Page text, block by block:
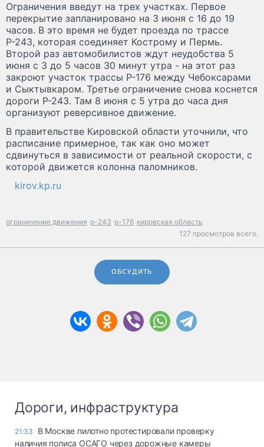
Ограничения введут на трех участках. Первое
перекрытие запланировано на 3 июня с 16 до 19
часов. В это время не будет проезда по трассе
Р-243, которая соединяет Кострому и Пермь.
Второй раз автомобилистов ждут неудобства 5
июня с 3 до 5 часов 30 минут утра - на этот раз
закроют участок трассы Р-176 между Чебоксарами
и Сыктывкаром. Третье ограничение снова коснется
дороги Р-243. Там 8 июня с 5 утра до часа дня
организуют реверсивное движение.
В правительстве Кировской области уточнили, что
расписание примерное, так как оно может
сдвинуться в зависимости от реальной скорости, с
которой движется колонна паломников.
kirov.kp.ru
ограничение движения р-243 р-176 кировская область
127 просмотров всего.
ОБСУДИТЬ
Дороги, инфраструктура
21:33
В Москве пилотно протестировали проверку
наличия полиса ОСАГО через дорожные камеры